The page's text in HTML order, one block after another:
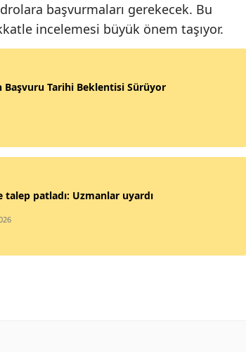
Sivas
Şanlıurfa
başvurmaları gerekecek. Bu
incelemesi büyük önem taşıyor.
Başvuru Tarihi Beklentisi Sürüyor
patladı: Uzmanlar uyardı